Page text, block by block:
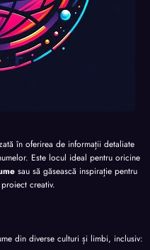
în oferirea de informații detaliate
Este locul ideal pentru oricine
sau să găsească inspirație pentru
creativ.
din diverse culturi și limbi, inclusiv: